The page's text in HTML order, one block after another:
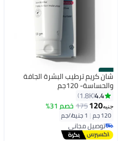
#15
شان كريم ترطيب البشرة الجافة
والحساسة- 120جم
4.4
1.8K
جنيه120
175 خصم 31%
120 جم |
توصيل مجاني
تم بيع +1200 مؤخرًا
توصيل مجاني